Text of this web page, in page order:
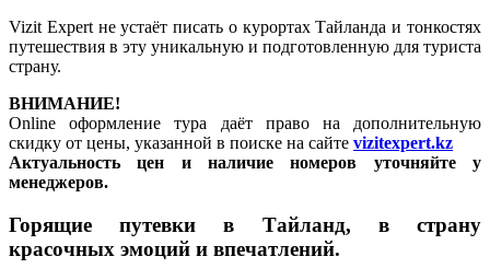
Vizit Expert не устаёт писать о курортах Тайланда и тонкостях
путешествия в эту уникальную и подготовленную для туриста
страну.
ВНИМАНИЕ!
Online оформление тура даёт право на дополнительную
скидку от цены, указанной в поиске на сайте vizitexpert.kz
Актуальность цен и наличие номеров уточняйте у
менеджеров.
Горящие путевки в Тайланд, в страну
красочных эмоций и впечатлений.